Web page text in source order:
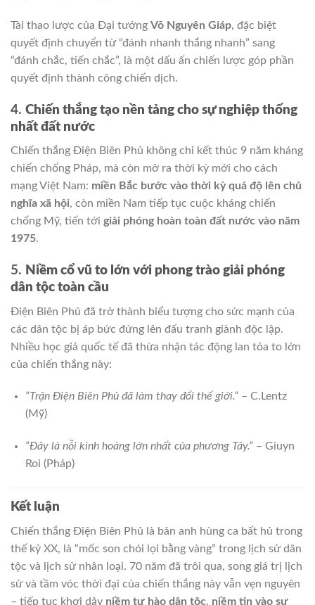
Tài thao lược của Đại tướng Võ Nguyên Giáp, đặc biệt
quyết định chuyển từ “đánh nhanh thắng nhanh” sang
“đánh chắc, tiến chắc”, là một dấu ấn chiến lược góp phần
quyết định thành công chiến dịch.
4. Chiến thắng tạo nền tảng cho sự nghiệp thống
nhất đất nước
Chiến thắng Điện Biên Phủ không chỉ kết thúc 9 năm kháng
chiến chống Pháp, mà còn mở ra thời kỳ mới cho cách
mạng Việt Nam: miền Bắc bước vào thời kỳ quá độ lên chủ
nghĩa xã hội, còn miền Nam tiếp tục cuộc kháng chiến
chống Mỹ, tiến tới giải phóng hoàn toàn đất nước vào năm
1975.
5. Niềm cổ vũ to lớn với phong trào giải phóng
dân tộc toàn cầu
Điện Biên Phủ đã trở thành biểu tượng cho sức mạnh của
các dân tộc bị áp bức đứng lên đấu tranh giành độc lập.
Nhiều học giả quốc tế đã thừa nhận tác động lan tỏa to lớn
của chiến thắng này:
“Trận Điện Biên Phủ đã làm thay đổi thế giới.”– C.Lentz
(Mỹ)
“Đây là nỗi kinh hoàng lớn nhất của phương Tây.”– Giuyn
Roi (Pháp)
Kết luận
Chiến thắng Điện Biên Phủ là bản anh hùng ca bất hủ trong
thế kỷ XX, là “mốc son chói lọi bằng vàng” trong lịch sử dân
tộc và lịch sử nhân loại. 70 năm đã trôi qua, song giá trị lịch
sử và tầm vóc thời đại của chiến thắng này vẫn vẹn nguyên
– tiếp tục khơi dậy niềm tự hào dân tộc, niềm tin vào sự